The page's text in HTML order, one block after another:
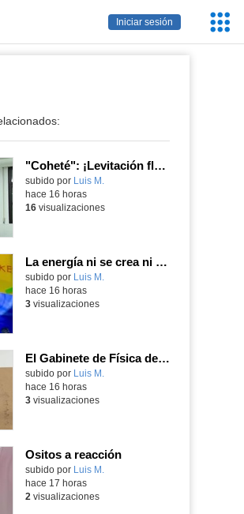
Iniciar sesión
"Coheté": ¡Levitación flamígera!
Contenido educativo.
subido por Luis M.
hace 16 horas
16visualizaciones
La energía ni se crea ni se destruye... ¡se experimenta! El Tierno en la Feria Madrid es Ciencia 2026
Contenido educativo.
subido por Luis M.
hace 16 horas
3visualizaciones
El Gabinete de Física del IES Enrique Tierno Galván de Parla (Curso 25-26)
Contenido educativo.
subido por Luis M.
hace 16 horas
3visualizaciones
Ositos a reacción
Contenido educativo.
subido por Luis M.
hace 17 horas
2 visualizaciones